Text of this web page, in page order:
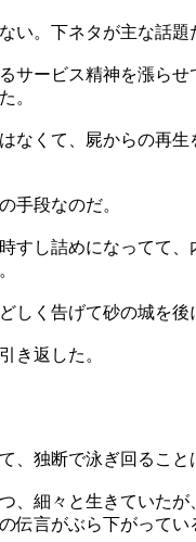
い。下ネタが主な話
サービス精神を漲ら
。
なくて、屍からの再
手段なのだ。
すし詰めになってて
しく告げて砂の城を後
き返した。
、独断で泳ぎ回るこ
、細々と生きていた
伝言がぶら下がってい